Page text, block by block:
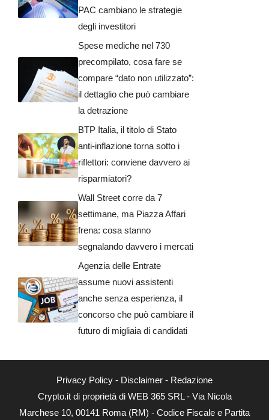
PAC cambiano le strategie
degli investitori
Spese mediche nel 730
precompilato, cosa fare se
compare “dato non utilizzato”:
il dettaglio che può cambiare
la detrazione
BTP Italia, il titolo di Stato
anti-inflazione torna sotto i
riflettori: conviene davvero ai
risparmiatori?
Wall Street corre da 7
settimane, ma Piazza Affari
frena: cosa stanno
segnalando davvero i mercati
Agenzia delle Entrate
assume nuovi assistenti
anche senza esperienza, il
concorso che può cambiare il
futuro di migliaia di candidati
Privacy Policy - Disclaimer - Redazione
Crypto.it di proprietà di WEB 365 SRL - Via Nicola
Marchese 10, 00141 Roma (RM) - Codice Fiscale e Partita